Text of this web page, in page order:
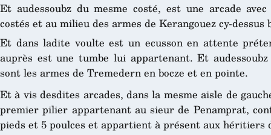
Et audessoubz du mesme costé, est une arcade
costés et au milieu des armes de Kerangouez cy-dessus
Et dans ladite voulte est un ecusson en attente
auprès est une tumbe lui appartenant. Et
sont les armes de Tremedern en bocze et en pointe.
Et à vis desdites arcades, dans la mesme aisle de
premier pilier appartenant au sieur de Penamprat,
pieds et 5 poulces et appartient à présent aux héritiers